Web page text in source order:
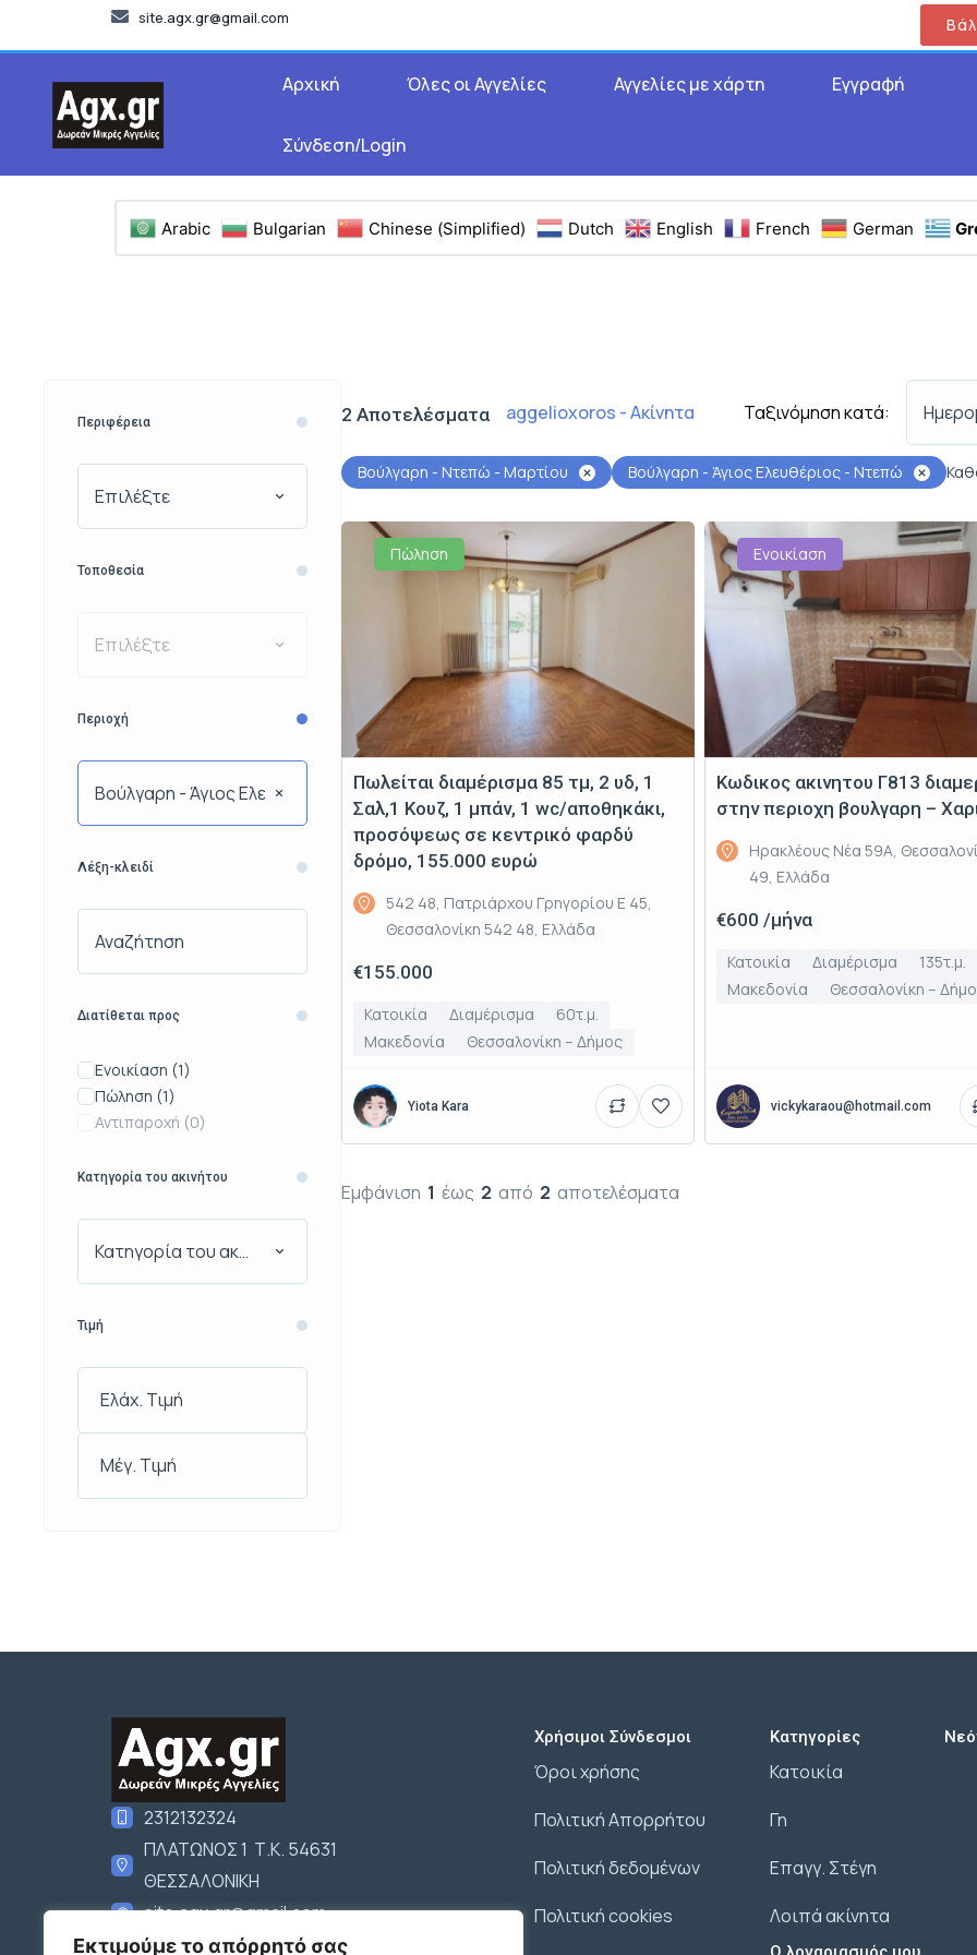
Εκτιμούμε το απόρρητό σας
site.agx.gr@gmail.com
Αρχική Όλες οι Αγγελίες Αγγελίες με χάρτη Εγγραφή
Σύνδεση/Login
Arabic Bulgarian Chinese (Simplified) Dutch English French German
Περιφέρεια
Επιλέξτε
Τοποθεσία
Επιλέξτε
Περιοχή
Βούλγαρη - Άγιος Ελευθέριος - Ντεπώ
Λέξη-κλειδί
Διατίθεται προς
Ενοικίαση (1)
Πώληση (1)
Αντιπαροχή (0)
Κατηγορία του ακινήτου
Κατηγορία του ακινήτου
Τιμή
2 Αποτελέσματα aggelioxoros - Ακίνητα Ταξινόμηση κατά:
Βούλγαρη - Ντεπώ - Μαρτίου Βούλγαρη - Άγιος Ελευθέριος - Ντεπώ
Πώληση
Πωλείται διαμέρισμα 85 τμ, 2 υδ, 1
Σαλ,1 Κουζ, 1 μπάν, 1 wc/αποθηκάκι,
προσόψεως σε κεντρικό φαρδύ
δρόμο, 155.000 ευρώ
542 48, Πατριάρχου Γρηγορίου Ε 45,
Θεσσαλονίκη 542 48, Ελλάδα
€155.000
Κατοικία Διαμέρισμα
60τ.μ.
Μακεδονία
Θεσσαλονίκη – Δήμος
Yiota Kara
Ενοικίαση
Κωδικος ακινητου Γ813
στην περιοχη βουλγαρη –
Ηρακλέους Νέα 59Α,
49, Ελλάδα
€600 /μήνα
Κατοικία Διαμέρισμα
135τ.μ.
Μακεδονία
Θεσσαλονίκη –
vickykaraou@hotmail.com
Εμφάνιση 1 έως 2 από 2 αποτελέσματα
2312132324
ΠΛΑΤΩΝΟΣ 1 Τ.Κ. 54631
ΘΕΣΣΑΛΟΝΙΚΗ
site.agx.gr@gmail.com
Ακολουθήστε μας
Χρήσιμοι Σύνδεσμοι
Όροι χρήσης
Πολιτική Απορρήτου
Πολιτική δεδομένων
Πολιτική cookies
Κατηγορίες
Κατοικία
Γη
Επαγγ. Στέγη
Λοιπά ακίνητα